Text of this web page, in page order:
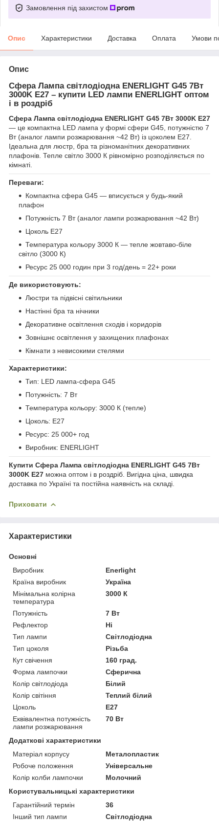
Замовлення під захистом
Опис Характеристики Доставка Оплата Умови
Опис
Сфера Лампа світлодіодна ENERLIGHT G45 7Вт
3000K E27 – купити LED лампи ENERLIGHT оптом
і в роздріб
Сфера Лампа світлодіодна ENERLIGHT G45 7Вт 3000K E27
— це компактна LED лампа у формі сфери G45, потужністю 7
Вт (аналог лампи розжарювання ~42 Вт) із цоколем E27.
Ідеальна для люстр, бра та різноманітних декоративних
плафонів. Тепле світло 3000 К рівномірно розподіляється по
кімнаті.
Переваги:
Компактна сфера G45 — вписується у будь-який
плафон
Потужність 7 Вт (аналог лампи розжарювання ~42 Вт)
Цоколь E27
Температура кольору 3000 К — тепле жовтаво-біле
світло (3000 К)
Ресурс 25 000 годин при 3 год/день = 22+ роки
Де використовують:
Люстри та підвісні світильники
Настінні бра та нічники
Декоративне освітлення сходів і коридорів
Зовнішнє освітлення у захищених плафонах
Кімнати з невисокими стелями
Характеристики:
Тип: LED лампа-сфера G45
Потужність: 7 Вт
Температура кольору: 3000 К (тепле)
Цоколь: E27
Ресурс: 25 000+ год
Виробник: ENERLIGHT
Купити Сфера Лампа світлодіодна ENERLIGHT G45 7Вт
3000K E27 можна оптом і в роздріб. Вигідна ціна, швидка
доставка по Україні та постійна наявність на складі.
Приховати
Характеристики
Основні
Виробник
Enerlight
Країна виробник
Україна
Мінімальна колірна
температура
3000 К
Потужність
7 Вт
Рефлектор
Ні
Тип лампи
Світлодіодна
Тип цоколя
Різьба
Кут свічення
160 град.
Форма лампочки
Сферична
Колір світлодіода
Білий
Колір світіння
Теплий білий
Цоколь
E27
Еквівалентна потужність
лампи розжарювання
70 Вт
Додаткові характеристики
Матеріал корпусу
Металопластик
Робоче положення
Універсальне
Колір колби лампочки
Молочний
Користувальницькі характеристики
Гарантійний термін
36
Інший тип лампи
Світлодіодна